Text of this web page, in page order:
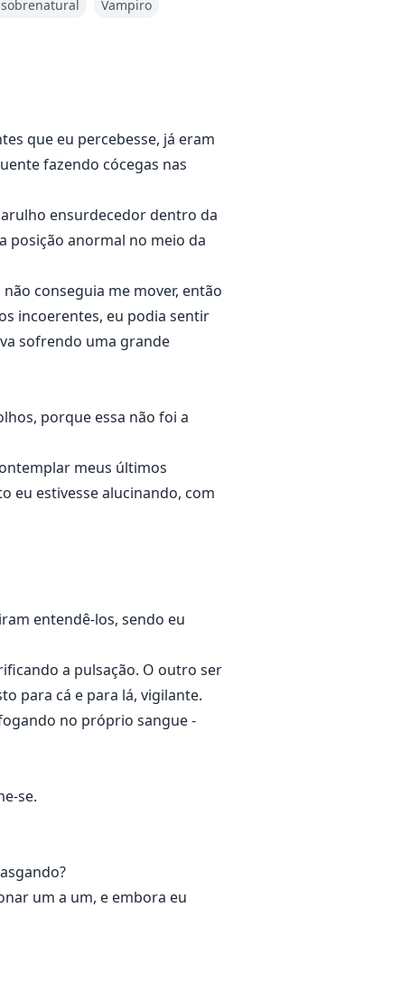
sobrenaturais ajudaram a
suas suspeitas não são
Vampiro
que eu percebesse, já eram
fazendo cócegas nas
ensurdecedor dentro da
posição anormal no meio da
conseguia me mover, então
incoerentes, eu podia sentir
sofrendo uma grande
porque essa não foi a
meus últimos
eu estivesse alucinando, com
entendê-los, sendo eu
a pulsação. O outro ser
para cá e para lá, vigilante.
no próprio sangue -
se.
um a um, e embora eu